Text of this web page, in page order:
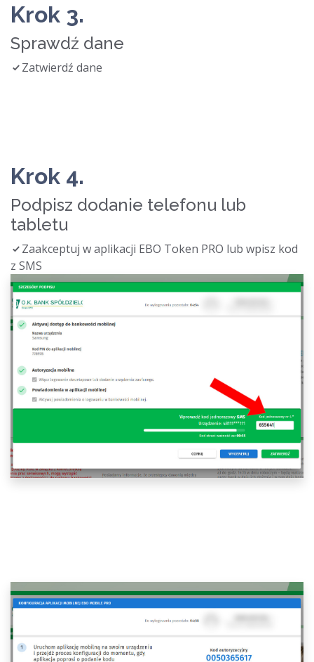
Krok 3.
Sprawdź dane
Zatwierdź dane
Krok 4.
Podpisz dodanie telefonu lub
tabletu
Zaakceptuj w aplikacji EBO Token PRO lub wpisz kod
z SMS